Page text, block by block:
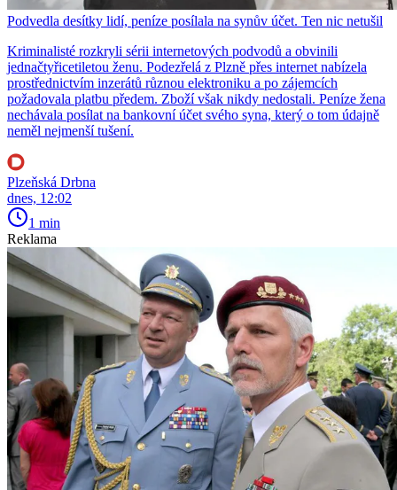
Podvedla desítky lidí, peníze posílala na synův účet. Ten nic netušil
Kriminalisté rozkryli sérii internetových podvodů a obvinili
jednačtyřicetiletou ženu. Podezřelá z Plzně přes internet nabízela
prostřednictvím inzerátů různou elektroniku a po zájemcích
požadovala platbu předem. Zboží však nikdy nedostali. Peníze žena
nechávala posílat na bankovní účet svého syna, který o tom údajně
neměl nejmenší tušení.
Plzeňská Drbna
dnes, 12:02
1 min
Reklama